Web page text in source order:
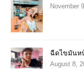
November
ฉีดไขมันห
August 8,